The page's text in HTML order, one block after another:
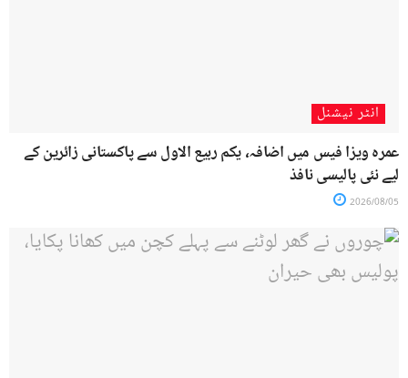
انٹر نیشنل
عمرہ ویزا فیس میں اضافہ، یکم ربیع الاول سے پاکستانی زائرین کے
لیے نئی پالیسی نافذ
2026/08/05